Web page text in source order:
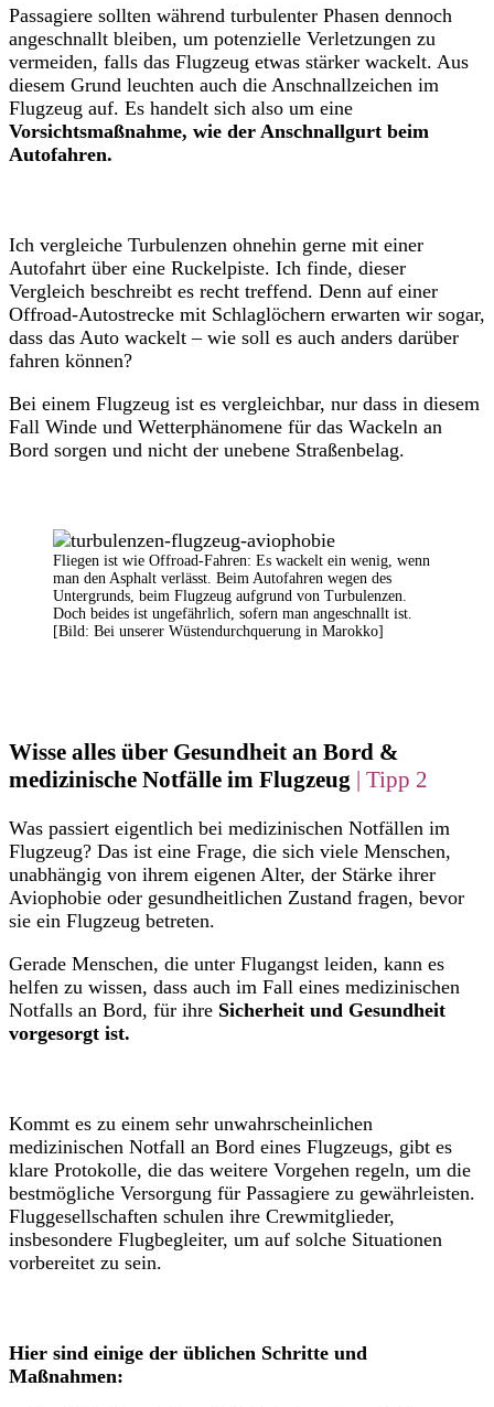
Passagiere sollten während turbulenter Phasen dennoch
angeschnallt bleiben, um potenzielle Verletzungen zu
vermeiden, falls das Flugzeug etwas stärker wackelt. Aus
diesem Grund leuchten auch die Anschnallzeichen im
Flugzeug auf. Es handelt sich also um eine
Vorsichtsmaßnahme, wie der Anschnallgurt beim
Autofahren.
Ich vergleiche Turbulenzen ohnehin gerne mit einer
Autofahrt über eine Ruckelpiste. Ich finde, dieser
Vergleich beschreibt es recht treffend. Denn auf einer
Offroad-Autostrecke mit Schlaglöchern erwarten wir sogar,
dass das Auto wackelt – wie soll es auch anders darüber
fahren können?
Bei einem Flugzeug ist es vergleichbar, nur dass in diesem
Fall Winde und Wetterphänomene für das Wackeln an
Bord sorgen und nicht der unebene Straßenbelag.
Fliegen ist wie Offroad-Fahren: Es wackelt ein wenig, wenn
man den Asphalt verlässt. Beim Autofahren wegen des
Untergrunds, beim Flugzeug aufgrund von Turbulenzen.
Doch beides ist ungefährlich, sofern man angeschnallt ist.
[Bild: Bei unserer Wüstendurchquerung in Marokko]
Wisse alles über Gesundheit an Bord &
medizinische Notfälle im Flugzeug | Tipp 2
Was passiert eigentlich bei medizinischen Notfällen im
Flugzeug? Das ist eine Frage, die sich viele Menschen,
unabhängig von ihrem eigenen Alter, der Stärke ihrer
Aviophobie oder gesundheitlichen Zustand fragen, bevor
sie ein Flugzeug betreten.
Gerade Menschen, die unter Flugangst leiden, kann es
helfen zu wissen, dass auch im Fall eines medizinischen
Notfalls an Bord, für ihre Sicherheit und Gesundheit
vorgesorgt ist.
Kommt es zu einem sehr unwahrscheinlichen
medizinischen Notfall an Bord eines Flugzeugs, gibt es
klare Protokolle, die das weitere Vorgehen regeln, um die
bestmögliche Versorgung für Passagiere zu gewährleisten.
Fluggesellschaften schulen ihre Crewmitglieder,
insbesondere Flugbegleiter, um auf solche Situationen
vorbereitet zu sein.
Hier sind einige der üblichen Schritte und
Maßnahmen: